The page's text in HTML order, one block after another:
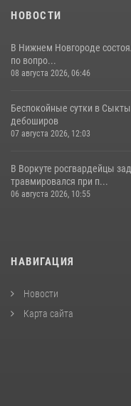
НОВОСТИ
В Нижнем Новгороде
по вопро...
08 августа 2026, 06:46
Беспокойные сутки в
дебоширов
07 августа 2026, 12:03
В Воркуте росгвардейцы
травмировался при п...
06 августа 2026, 10:55
НАВИГАЦИЯ
Новости
Карта сайта